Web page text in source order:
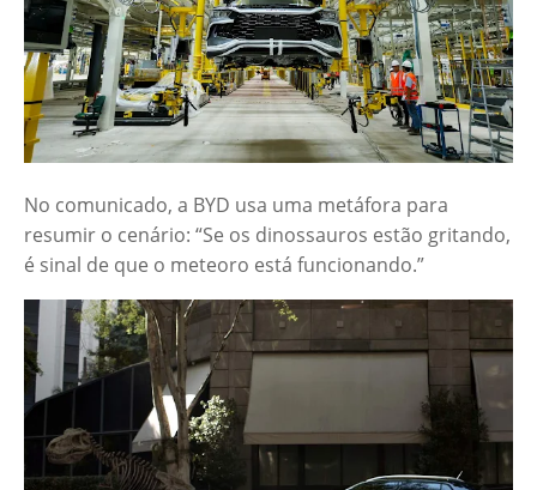
No comunicado, a BYD usa uma metáfora para
resumir o cenário: “Se os dinossauros estão gritando,
é sinal de que o meteoro está funcionando.”